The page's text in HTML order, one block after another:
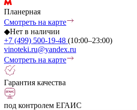
Планерная
Смотреть на карте
◆Нет в наличии
+7 (499) 500-19-48 (10:00–23:00)
vinoteki.ru@yandex.ru
Смотреть на карте
Гарантия качества
под контролем ЕГАИС